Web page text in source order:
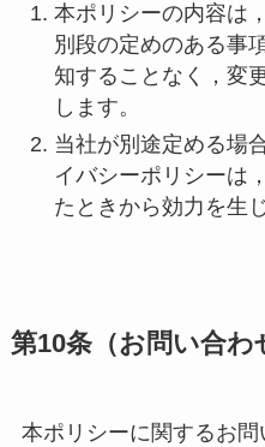
本ポリシーの内容は
別段の定めのある事
知することなく，変
します。
当社が別途定める場
イバシーポリシーは
たときから効力を生
第10条（お問い合わ
本ポリシーに関するお